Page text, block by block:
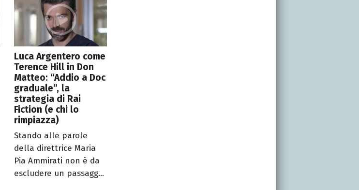
Luca Argentero come
Terence Hill in Don
Matteo: “Addio a Doc
graduale”, la
strategia di Rai
Fiction (e chi lo
rimpiazza)
Stando alle parole
della direttrice Maria
Pia Ammirati non è da
escludere un passagg...